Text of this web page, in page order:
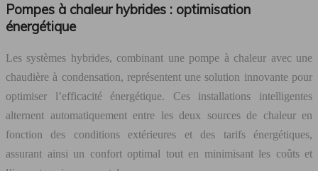
Pompes à chaleur hybrides : optimisation
énergétique
Les systèmes hybrides, combinant une pompe à chaleur avec une
chaudière à condensation, représentent une solution innovante pour
optimiser l’efficacité énergétique. Ces installations intelligentes
alternent automatiquement entre les deux sources de chaleur en
fonction des conditions extérieures et des tarifs énergétiques,
assurant ainsi un confort optimal tout en minimisant les coûts et